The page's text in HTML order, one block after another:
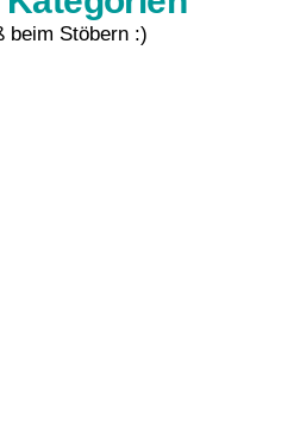
beim Stöbern :)